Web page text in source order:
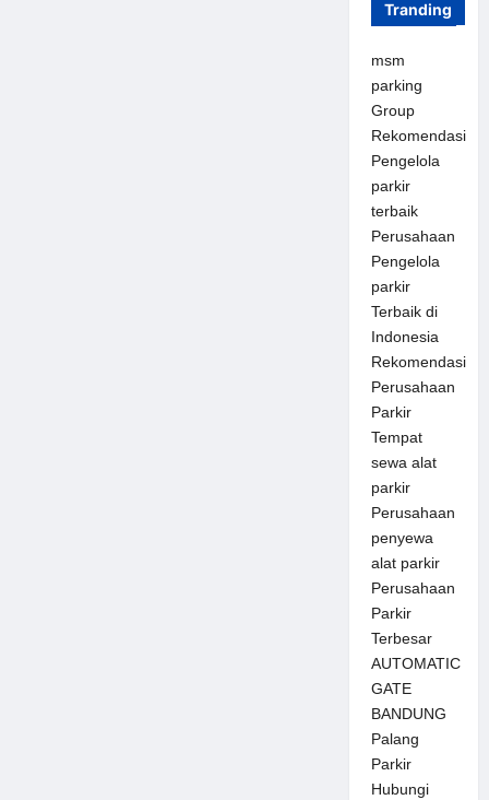
Tranding
msm
parking
Group
Rekomendasi
Pengelola
parkir
terbaik
Perusahaan
Pengelola
parkir
Terbaik di
Indonesia
Rekomendasi
Perusahaan
Parkir
Tempat
sewa alat
parkir
Perusahaan
penyewa
alat parkir
Perusahaan
Parkir
Terbesar
AUTOMATIC
GATE
BANDUNG
Palang
Parkir
Hubungi